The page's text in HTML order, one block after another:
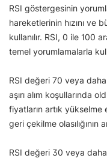
RSI göstergesinin
hareketlerinin hızını ve
kullanılır. RSI, 0 ile 100
temel yorumlamalarla
RSI değeri 70 veya
aşırı alım koşullarında
fiyatların artık
geri çekilme olasılığının
RSI değeri 30 veya